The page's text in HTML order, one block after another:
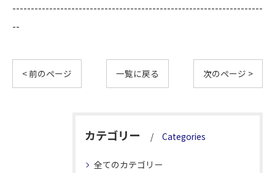
--------------------------------------------------------------------
--
< 前のページ 一覧に戻る 次のページ >
カテゴリー Categories
全てのカテゴリー